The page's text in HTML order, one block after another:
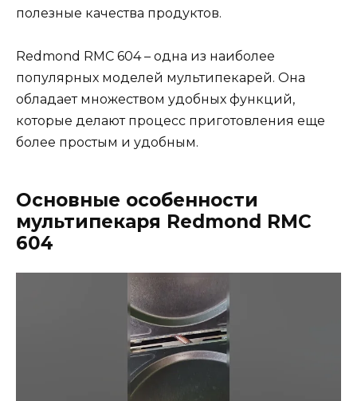
полезные качества продуктов.
Redmond RMC 604 – одна из наиболее
популярных моделей мультипекарей. Она
обладает множеством удобных функций,
которые делают процесс приготовления еще
более простым и удобным.
Основные особенности
мультипекаря Redmond RMC
604